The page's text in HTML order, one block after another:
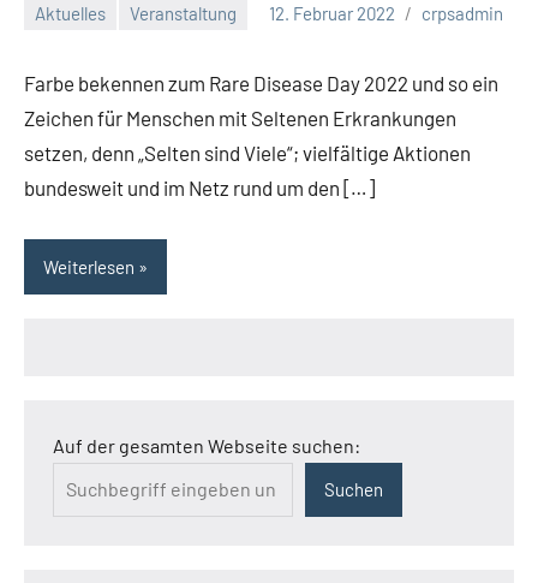
Aktuelles Veranstaltung 12. Februar 2022 crpsadmin
Farbe bekennen zum Rare Disease Day 2022 und so ein
Zeichen für Menschen mit Seltenen Erkrankungen
setzen, denn „Selten sind Viele“; vielfältige Aktionen
bundesweit und im Netz rund um den […]
Weiterlesen
Auf der gesamten Webseite suchen:
Suchen